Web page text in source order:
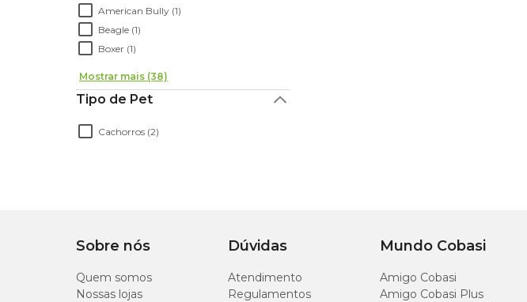
American Bully (1)
Beagle (1)
Boxer (1)
Mostrar mais (38)
Tipo de Pet
Cachorros (2)
Sobre nós
Quem somos
Nossas lojas
Dúvidas
Atendimento
Regulamentos
Mundo Cobasi
Amigo Cobasi
Amigo Cobasi Plus